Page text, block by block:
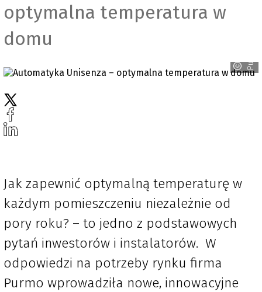
optymalna temperatura w
domu
Purmo
Jak zapewnić optymalną temperaturę w
każdym pomieszczeniu niezależnie od
pory roku? – to jedno z podstawowych
pytań inwestorów i instalatorów. W
odpowiedzi na potrzeby rynku firma
Purmo wprowadziła nowe, innowacyjne